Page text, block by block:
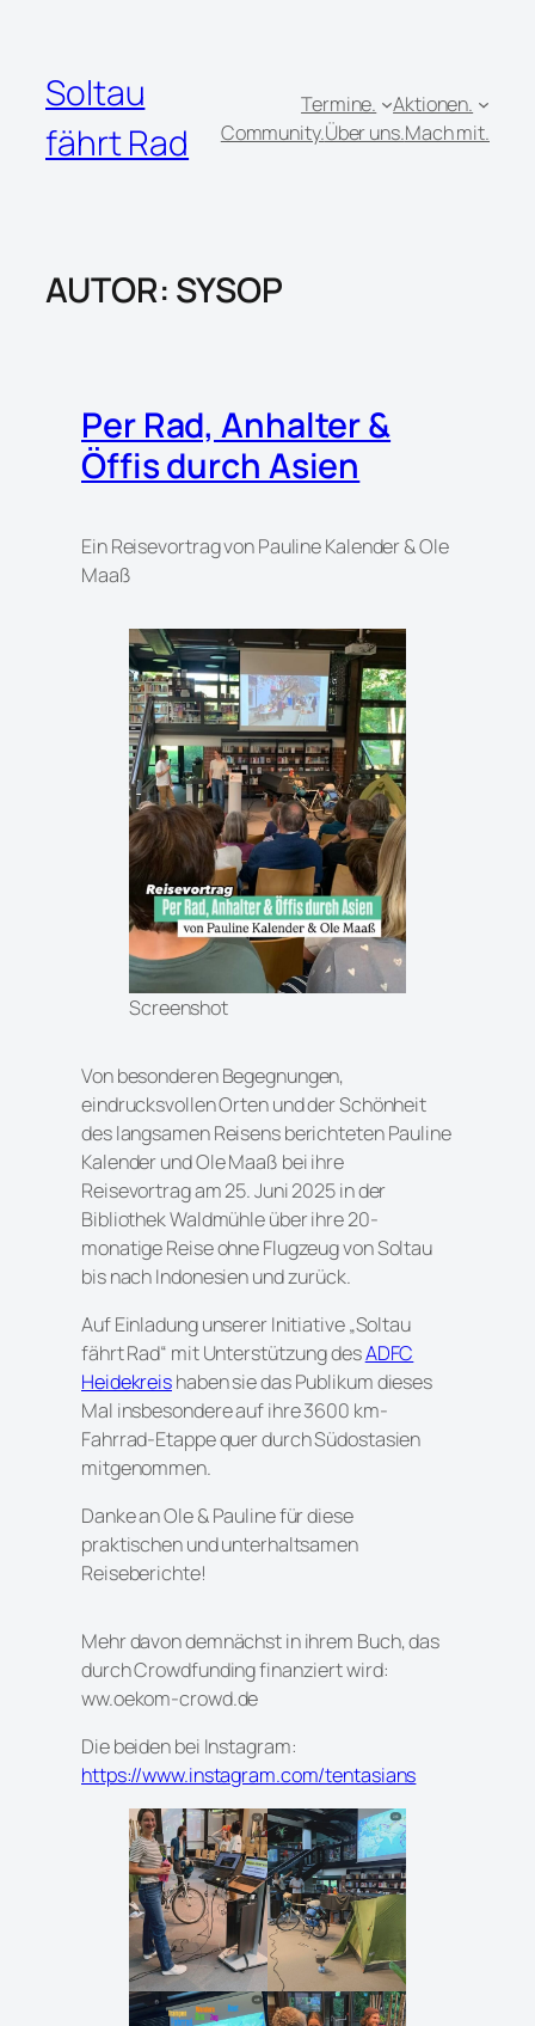
springen
Soltau
fährt Rad
Termine.
Aktionen.
Community.Über uns.Mach mit.
AUTOR: SYSOP
Per Rad, Anhalter &
Öffis durch Asien
Ein Reisevortrag von Pauline Kalender & Ole
Maaß
Screenshot
Von besonderen Begegnungen,
eindrucksvollen Orten und der Schönheit
des langsamen Reisens berichteten Pauline
Kalender und Ole Maaß bei ihre
Reisevortrag am 25. Juni 2025 in der
Bibliothek Waldmühle über ihre 20-
monatige Reise ohne Flugzeug von Soltau
bis nach Indonesien und zurück.
Auf Einladung unserer Initiative „Soltau
fährt Rad“ mit Unterstützung desADFC
Heidekreishaben sie das Publikum dieses
Mal insbesondere auf ihre 3600 km-
Fahrrad-Etappe quer durch Südostasien
mitgenommen.
Danke an Ole & Pauline für diese
praktischen und unterhaltsamen
Reiseberichte!
Mehr davon demnächst in ihrem Buch, das
durch Crowdfunding finanziert wird:
ww.oekom-crowd.de
Die beiden bei Instagram:
https://www.instagram.com/tentasians